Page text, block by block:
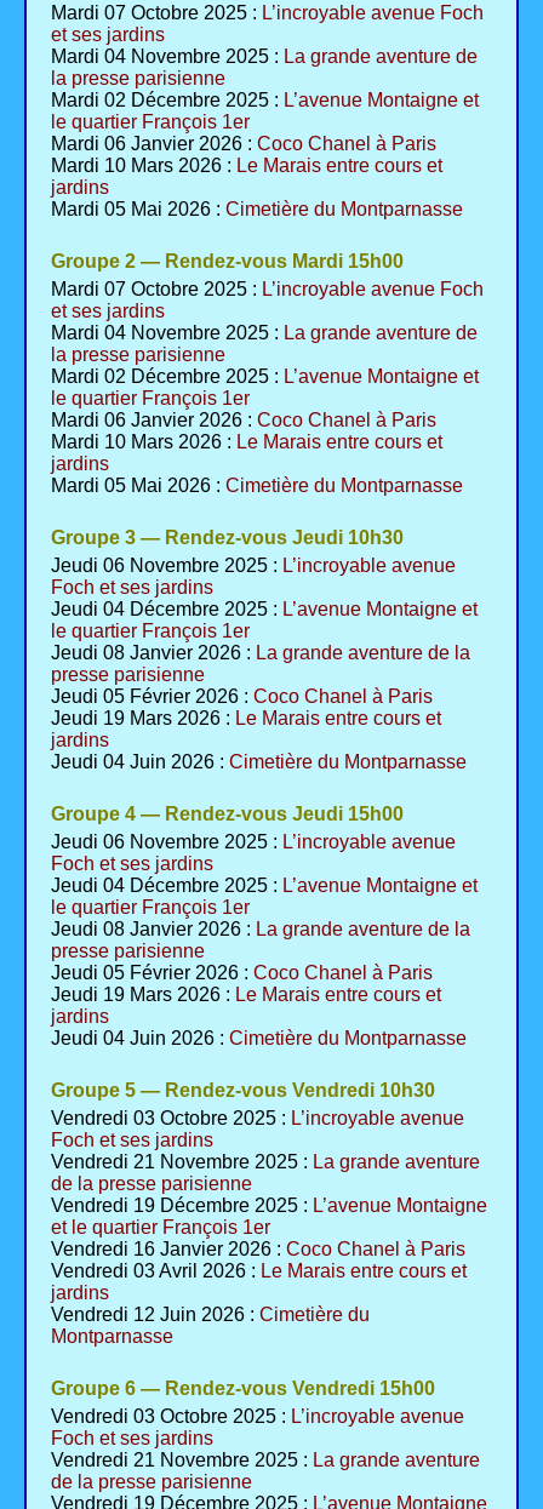
Mardi 07 Octobre 2025 : L’incroyable avenue Foch
et ses jardins
Mardi 04 Novembre 2025 : La grande aventure de
la presse parisienne
Mardi 02 Décembre 2025 : L’avenue Montaigne et
le quartier François 1er
Mardi 06 Janvier 2026 : Coco Chanel à Paris
Mardi 10 Mars 2026 : Le Marais entre cours et
jardins
Mardi 05 Mai 2026 : Cimetière du Montparnasse
Groupe 2 — Rendez-vous Mardi 15h00
Mardi 07 Octobre 2025 : L’incroyable avenue Foch
et ses jardins
Mardi 04 Novembre 2025 : La grande aventure de
la presse parisienne
Mardi 02 Décembre 2025 : L’avenue Montaigne et
le quartier François 1er
Mardi 06 Janvier 2026 : Coco Chanel à Paris
Mardi 10 Mars 2026 : Le Marais entre cours et
jardins
Mardi 05 Mai 2026 : Cimetière du Montparnasse
Groupe 3 — Rendez-vous Jeudi 10h30
Jeudi 06 Novembre 2025 : L’incroyable avenue
Foch et ses jardins
Jeudi 04 Décembre 2025 : L’avenue Montaigne et
le quartier François 1er
Jeudi 08 Janvier 2026 : La grande aventure de la
presse parisienne
Jeudi 05 Février 2026 : Coco Chanel à Paris
Jeudi 19 Mars 2026 : Le Marais entre cours et
jardins
Jeudi 04 Juin 2026 : Cimetière du Montparnasse
Groupe 4 — Rendez-vous Jeudi 15h00
Jeudi 06 Novembre 2025 : L’incroyable avenue
Foch et ses jardins
Jeudi 04 Décembre 2025 : L’avenue Montaigne et
le quartier François 1er
Jeudi 08 Janvier 2026 : La grande aventure de la
presse parisienne
Jeudi 05 Février 2026 : Coco Chanel à Paris
Jeudi 19 Mars 2026 : Le Marais entre cours et
jardins
Jeudi 04 Juin 2026 : Cimetière du Montparnasse
Groupe 5 — Rendez-vous Vendredi 10h30
Vendredi 03 Octobre 2025 : L’incroyable avenue
Foch et ses jardins
Vendredi 21 Novembre 2025 : La grande aventure
de la presse parisienne
Vendredi 19 Décembre 2025 : L’avenue Montaigne
et le quartier François 1er
Vendredi 16 Janvier 2026 : Coco Chanel à Paris
Vendredi 03 Avril 2026 : Le Marais entre cours et
jardins
Vendredi 12 Juin 2026 : Cimetière du
Montparnasse
Groupe 6 — Rendez-vous Vendredi 15h00
Vendredi 03 Octobre 2025 : L’incroyable avenue
Foch et ses jardins
Vendredi 21 Novembre 2025 : La grande aventure
de la presse parisienne
Vendredi 19 Décembre 2025 : L’avenue Montaigne